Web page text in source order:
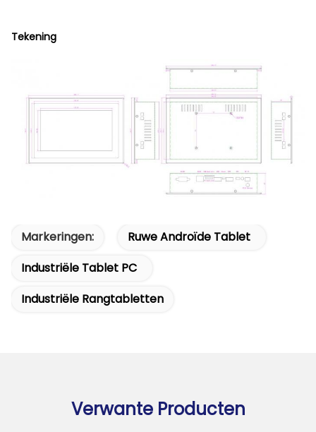
Tekening
Markeringen:
Ruwe Androïde Tablet
Industriële Tablet PC
Industriële Rangtabletten
Verwante Producten